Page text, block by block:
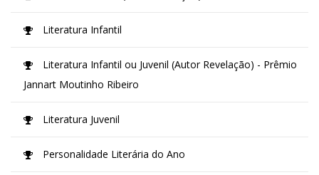
Literatura Infantil
Literatura Infantil ou Juvenil (Autor Revelação) - Prêmio
Jannart Moutinho Ribeiro
Literatura Juvenil
Personalidade Literária do Ano